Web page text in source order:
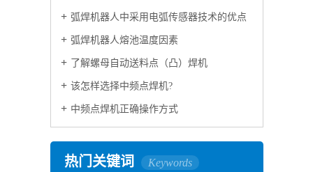
弧焊机器人中采用电弧传感器技术的优点
弧焊机器人熔池温度因素
了解螺母自动送料点（凸）焊机
该怎样选择中频点焊机?
中频点焊机正确操作方式
热门关键词 Keywords